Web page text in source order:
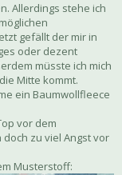
Allerdings stehe ich
gefällt der mir in
oder dezent
müsste ich mich
Mitte kommt.
ein Baumwollfleece
vor dem
zu viel Angst vor
Musterstoff: